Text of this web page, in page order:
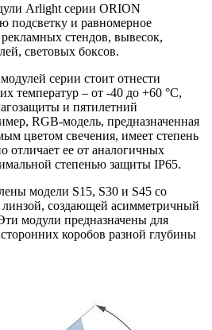
Arlight серии ORION
подсветку и равномерное
стендов, вывесок,
световых боксов.
серии стоит отнести
температур – от -40 до +60 °C,
и пятилетний
RGB-модель, предназначенная
цветом свечения, имеет степень
отличает ее от аналогичных
степенью защиты IP65.
модели S15, S30 и S45 со
линзой, создающей асимметричный
модули предназначены для
коробов разной глубины